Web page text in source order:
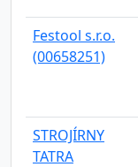
Festool s.r.o.
(00658251)
STROJÍRNY
TATRA